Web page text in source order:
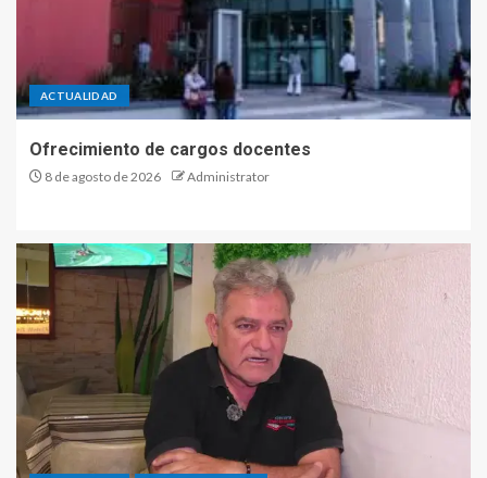
ACTUALIDAD
Ofrecimiento de cargos docentes
8 de agosto de 2026 Administrator